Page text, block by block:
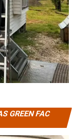
GREEN FAC